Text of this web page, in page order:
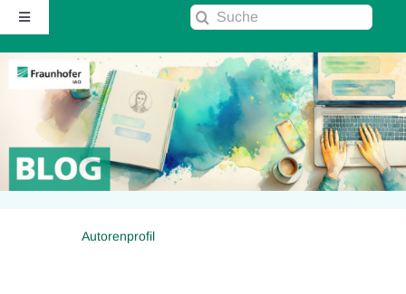
Zum
Inhalt
springen
Toggle
Navigation
Startseite
Über diesen Blog
Kontakt
Kommentarrichtlinie
Suche
Autorenprofil